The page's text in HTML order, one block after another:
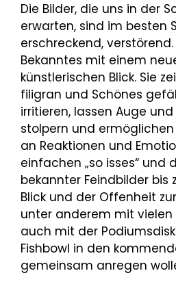
Die Bilder, die uns in der
erwarten, sind im besten
erschreckend,
Bekanntes mit einem
künstlerischen Blick. Sie
filigran und Schönes
irritieren, lassen Auge
stolpern und
an Reaktionen und
einfachen „so isses“ und
bekannter Feindbilder bis
Blick und der Offenheit
unter anderem mit vielen
auch mit der
Fishbowl in den
gemeinsam anregen